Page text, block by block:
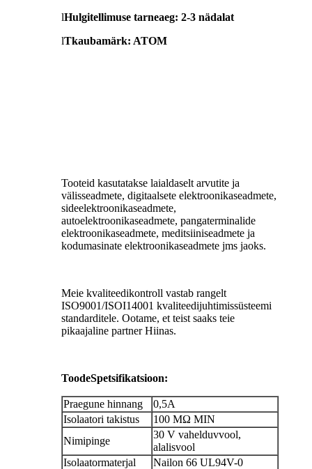
lHulgitellimuse tarneaeg: 2-3 nädalat
lTkaubamärk: ATOM
Tooteid kasutatakse laialdaselt arvutite ja
välisseadmete, digitaalsete elektroonikaseadmete,
sideelektroonikaseadmete,
autoelektroonikaseadmete, pangaterminalide
elektroonikaseadmete, meditsiiniseadmete ja
kodumasinate elektroonikaseadmete jms jaoks.
Meie kvaliteedikontroll vastab rangelt
ISO9001/ISOI14001 kvaliteedijuhtimissüsteemi
standarditele. Ootame, et teist saaks teie
pikaajaline partner Hiinas.
ToodeSpetsifikatsioon:
Praegune hinnang
0,5A
Isolaatori takistus
100 MΩ MIN
Nimipinge
30 V vahelduvvool,
alalisvool
Isolaatormaterjal
Nailon 66 UL94V-0